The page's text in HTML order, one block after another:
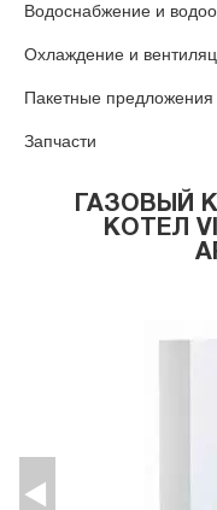
ГАЗОВЫЙ
КОТЕЛ
Водоснабжение и
Охлаждение и
Пакетные предложения
Запчасти